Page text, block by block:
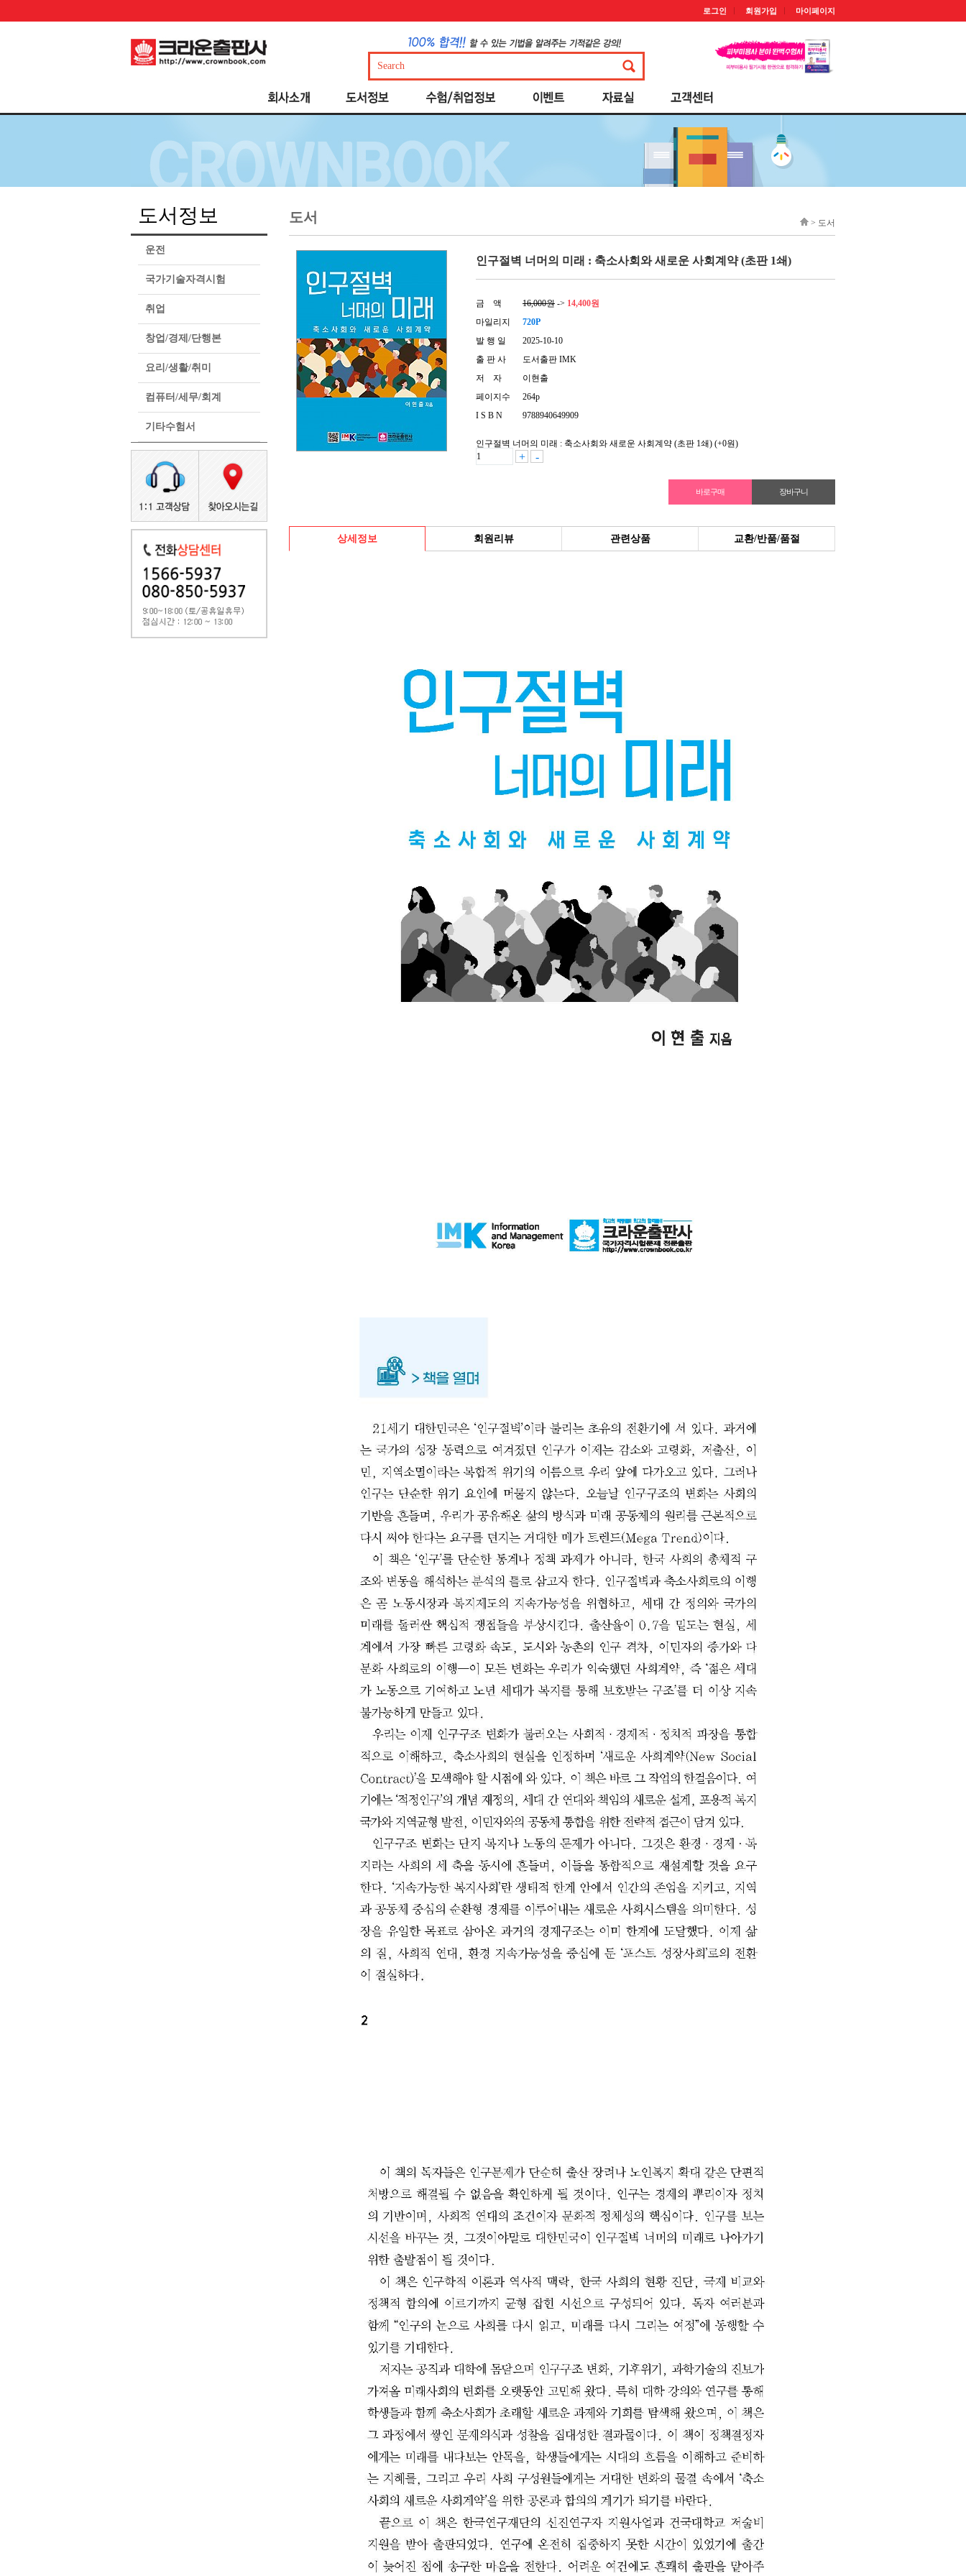
로그인 회원가입 마이페이지
도서정보
운전
국가기술자격시험
취업
창업/경제/단행본
요리/생활/취미
컴퓨터/세무/회계
기타수험서
도서 > 도서
인구절벽 너머의 미래 : 축소사회와 새로운 사회계약 (초판 1쇄)
금 액 16,000원 -> 14,400원
마일리지
720P
발 행 일
2025-10-10
출 판 사
도서출판 IMK
저 자
이현출
페이지수
264p
I S B N
9788940649909
인구절벽 너머의 미래 : 축소사회와 새로운 사회계약 (초판 1쇄) (+0원)
+ -
상세정보 회원리뷰 관련상품 교환/반품/품절